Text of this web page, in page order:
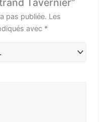
Tavernier”
pas publiée. Les
avec *